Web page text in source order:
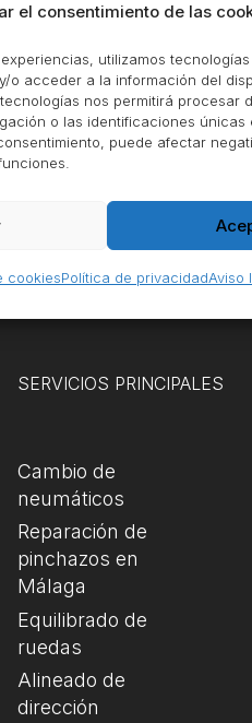
el consentimiento de las
utilizamos
o acceder a la información del
nos permitirá procesar
o las identificaciones únicas
puede afectar
cookiesPolítica de privacidadAviso
SERVICIOS PRINCIPALES
Cambio de
neumáticos
Reparación de
pinchazos en
Málaga
Equilibrado de
ruedas
Alineado de
dirección